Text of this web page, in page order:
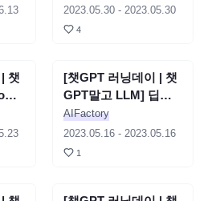
KoAlpaca! - 이준범
2023.05.30- 2023.05.30
4
종료
챗
델
용
세미나 종료
[챗GPT 러닝데이 | 챗
GPT말고 LLM] 딥러
닝 병렬처리 및
Polyglot 언어모델 -
고현웅
AIFactory
2023.05.16- 2023.05.16
1